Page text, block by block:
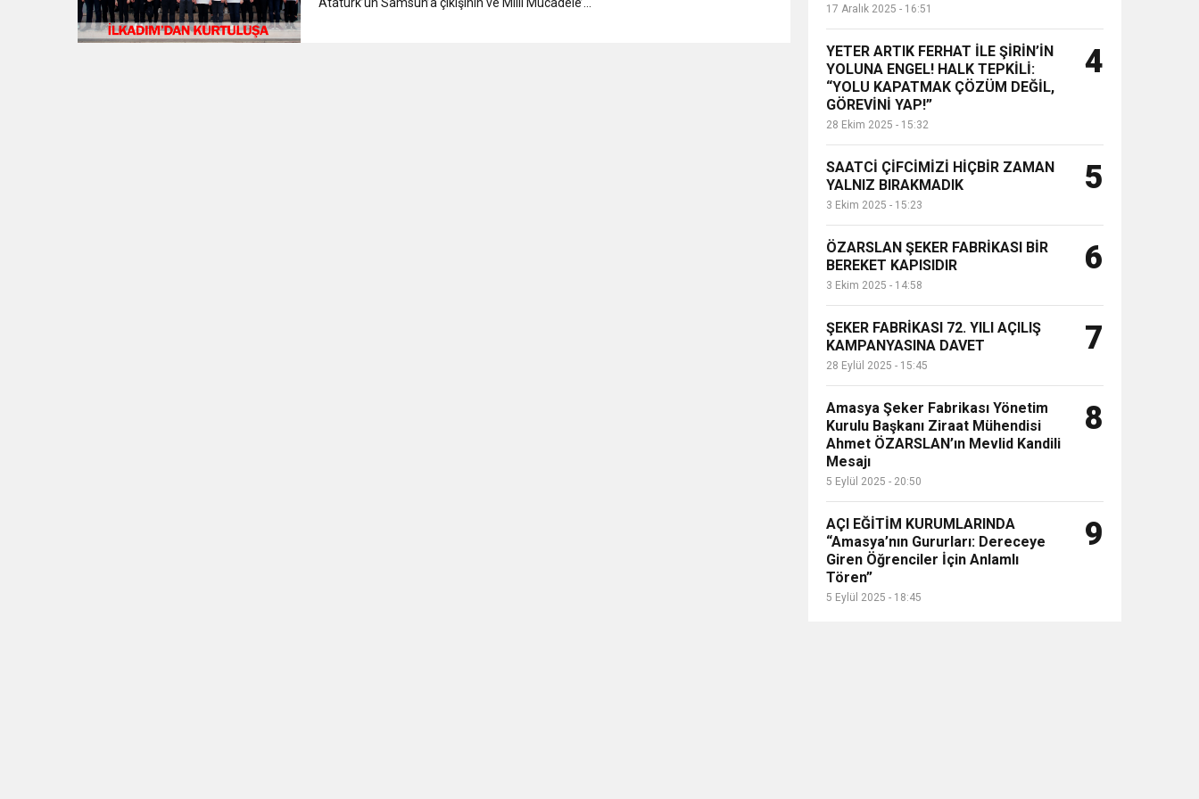
17 Aralık 2025 - 16:51
YETER ARTIK FERHAT İLE ŞİRİN’İN
YOLUNA ENGEL! HALK TEPKİLİ:
“YOLU KAPATMAK ÇÖZÜM DEĞİL,
GÖREVİNİ YAP!”
28 Ekim 2025 - 15:32
4
SAATCİ ÇİFCİMİZİ HİÇBİR ZAMAN
YALNIZ BIRAKMADIK
3 Ekim 2025 - 15:23
5
ÖZARSLAN ŞEKER FABRİKASI BİR
BEREKET KAPISIDIR
3 Ekim 2025 - 14:58
6
ŞEKER FABRİKASI 72. YILI AÇILIŞ
KAMPANYASINA DAVET
28 Eylül 2025 - 15:45
7
Amasya Şeker Fabrikası Yönetim
Kurulu Başkanı Ziraat Mühendisi
Ahmet ÖZARSLAN’ın Mevlid Kandili
Mesajı
5 Eylül 2025 - 20:50
8
AÇI EĞİTİM KURUMLARINDA
“Amasya’nın Gururları: Dereceye
Giren Öğrenciler İçin Anlamlı
Tören”
5 Eylül 2025 - 18:45
9